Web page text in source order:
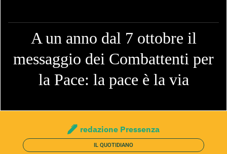
A un anno dal 7 ottobre il
messaggio dei Combattenti per
la Pace: la pace è la via
redazione Pressenza
IL QUOTIDIANO